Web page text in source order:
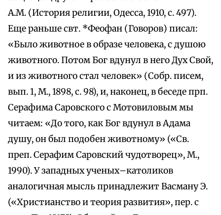
А.М. (История религии, Одесса, 1910, с. 497).
Еще раньше свт. *Феофан (Говоров) писал:
«Было животное в образе человека, с душою
животного. Потом Бог вдунул в него Дух Свой,
и из животного стал человек» (Собр. писем,
вып. 1, М., 1898, с. 98), и, наконец, в беседе прп.
Серафима Саровского с Мотовиловым мы
читаем: «До того, как Бог вдунул в Адама
душу, он был подобен животному» («Св.
преп. Серафим Саровский чудотворец», М.,
1990). У западных ученых–католиков
аналогичная мысль принадлежит Васману Э.
(«Христианство и теория развития», пер. с